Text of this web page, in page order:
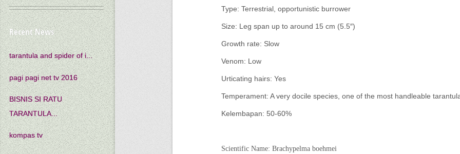
Type: Terrestrial, opportunistic burrower
Size: Leg span up to around 15 cm (5.5″)
Growth rate: Slow
Venom: Low
Urticating hairs: Yes
Temperament: A very docile species, one of the most handleable
Kelembapan: 50-60%
Scientific Name: Brachypelma boehmei
Recent News
tarantula and spider of i...
pagi pagi net tv 2016
BISNIS SI RATU
TARANTULA...
kompas tv